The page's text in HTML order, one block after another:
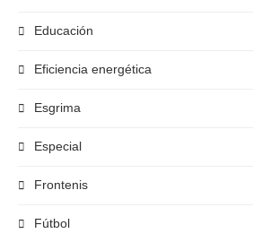
Educación
Eficiencia energética
Esgrima
Especial
Frontenis
Fútbol